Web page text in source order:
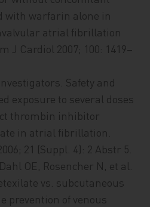
with warfarin alone in
atrial fibrillation
J Cardiol 2007; 100: 1419–
Safety and
exposure to several doses
thrombin inhibitor
in atrial fibrillation.
21 (Suppl. 4): 2 Abstr 5.
OE, Rosencher N, et al.
vs. subcutaneous
prevention of venous